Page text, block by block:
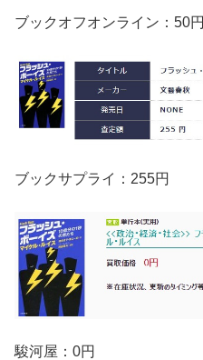
ブックオフオンライン：50円
ブックサプライ：255円
駿河屋：0円